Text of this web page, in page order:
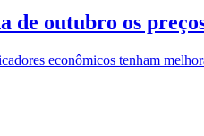
de outubro os
econômicos tenham